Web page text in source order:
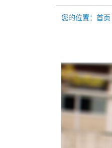
您的位置： 首页